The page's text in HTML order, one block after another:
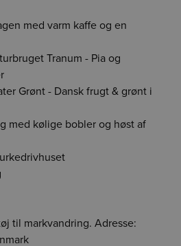
med varm kaffe og en
Tranum - Pia og
Grønt - Dansk frugt & grønt i
med kølige bobler og høst af
til markvandring. Adresse:
datakilder på området
håber løbende at kunne forbedre
skridt i den rigtige retning og vi
mere oplyst valg, når du handler
for de præsenterede data og den
heraf.